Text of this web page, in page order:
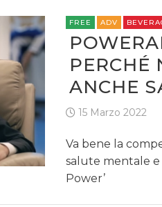
FREE ADV
PERCHÉ
ANCHE
15 Marzo 2022
Va bene la
salute mentale e
Power’